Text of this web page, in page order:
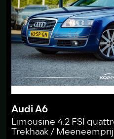
Audi A6
Limousine 4.2 FSI
Trekhaak /